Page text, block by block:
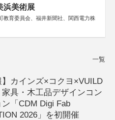
浜美術展
教育委員会、福井新聞社、関西電力株
一覧
】カインズ×コクヨ×VUILD
具・木工品デザインコン
「CDM Digi Fab
2026」を初開催